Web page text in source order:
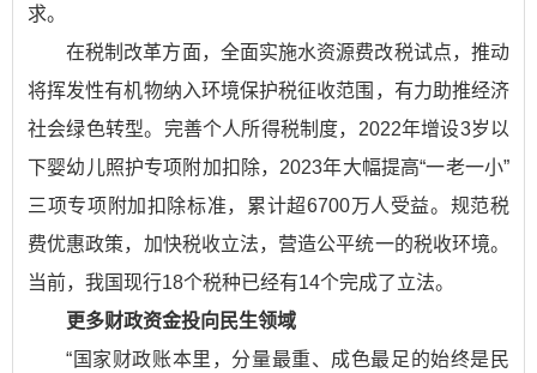
求。
在税制改革方面，全面实施水资源费改税试点，推动
将挥发性有机物纳入环境保护税征收范围，有力助推经济
社会绿色转型。完善个人所得税制度，2022年增设3岁以
下婴幼儿照护专项附加扣除，2023年大幅提高“一老一小”
三项专项附加扣除标准，累计超6700万人受益。规范税
费优惠政策，加快税收立法，营造公平统一的税收环境。
当前，我国现行18个税种已经有14个完成了立法。
更多财政资金投向民生领域
“国家财政账本里，分量最重、成色最足的始终是民